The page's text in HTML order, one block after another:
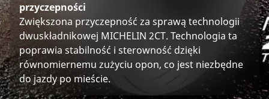
przyczepności
Zwiększona przyczepność za sprawą technologii
dwuskładnikowej MICHELIN 2CT. Technologia ta
poprawia stabilność i sterowność dzięki
równomiernemu zużyciu opon, co jest niezbędne
do jazdy po mieście.